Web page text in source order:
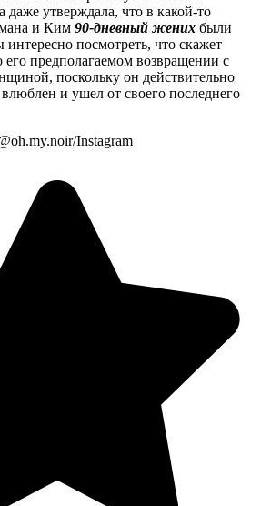
даже утверждала, что в какой-то
и Ким 90-дневный жених были
посмотреть, что скажет
предполагаемом возвращении с
поскольку он действительно
и ушел от своего последнего
Instagram